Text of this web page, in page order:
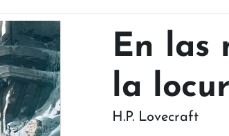
H.P. Lovecraft
En las
la